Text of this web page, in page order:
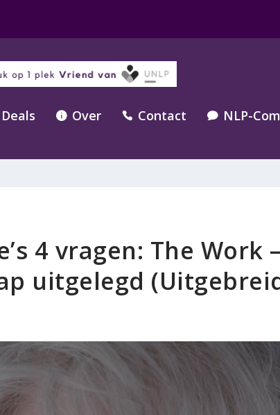
Deals  Over  Contact  NLP-
4 vragen: The Work
uitgelegd